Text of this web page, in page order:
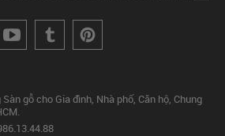
gỗ cho Gia đình, Nhà phố, Căn hộ, Chung